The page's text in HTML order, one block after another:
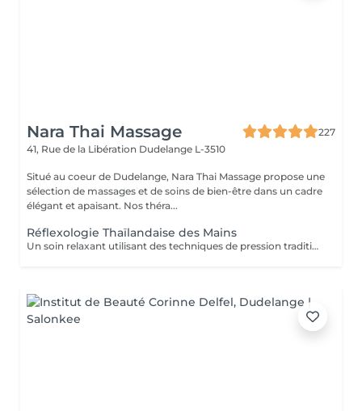
Nara Thai Massage
227
41, Rue de la Libération Dudelange L-3510
Situé au coeur de Dudelange, Nara Thai Massage propose une
sélection de massages et de soins de bien-être dans un cadre
élégant et apaisant. Nos théra...
Réflexologie Thaïlandaise des Mains
Un soin relaxant utilisant des techniques de pression traditionnelles appliquées à des points spécifiques des mains. Idéal pour les mains fatiguées ou sollicitées au quotidien, notamment lors d'un usage fréquent de l'ordinateur, de l'écriture ou des appareils mobiles.